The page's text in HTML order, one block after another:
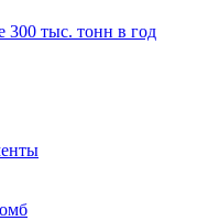
300 тыс. тонн в год